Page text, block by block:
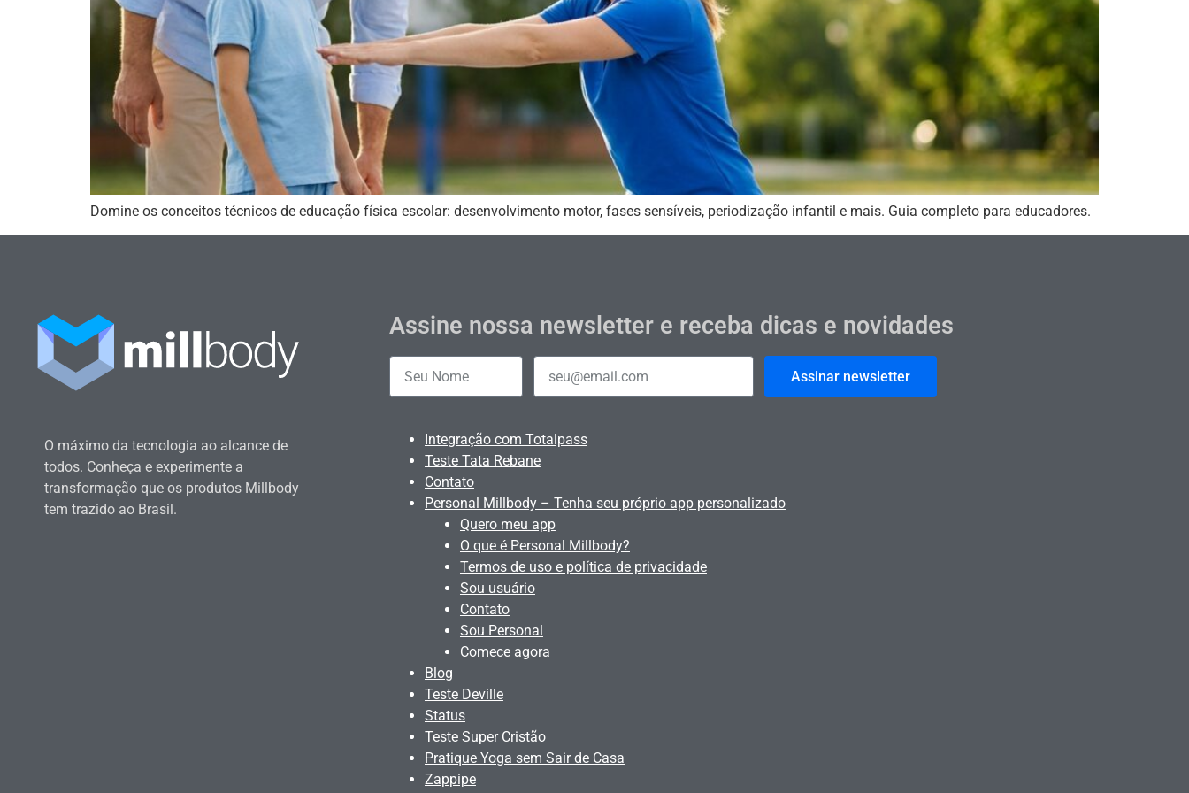
Domine os conceitos técnicos de educação física escolar: desenvolvimento motor, fases sensíveis, periodização infantil e mais. Guia completo para educadores.
O máximo da tecnologia ao alcance de
todos. Conheça e experimente a
transformação que os produtos Millbody
tem trazido ao Brasil.
Assine nossa newsletter e receba dicas e novidades
Assinar newsletter
Integração com Totalpass
Teste Tata Rebane
Contato
Personal Millbody – Tenha seu próprio app personalizado
Quero meu app
O que é Personal Millbody?
Termos de uso e política de privacidade
Sou usuário
Contato
Sou Personal
Comece agora
Blog
Teste Deville
Status
Teste Super Cristão
Pratique Yoga sem Sair de Casa
Zappipe